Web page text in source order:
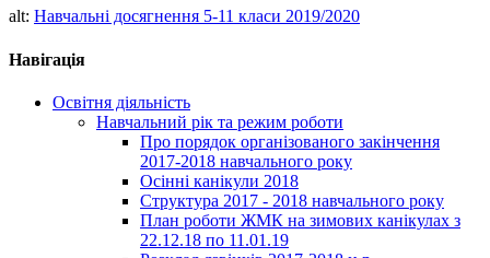
alt: Навчальні досягнення 5-11 класи 2019/2020
Навігація
Освітня діяльність
Навчальний рік та режим роботи
Про порядок організованого закінчення
2017-2018 навчального року
Осінні канікули 2018
Структура 2017 - 2018 навчального року
План роботи ЖМК на зимових канікулах з
22.12.18 по 11.01.19